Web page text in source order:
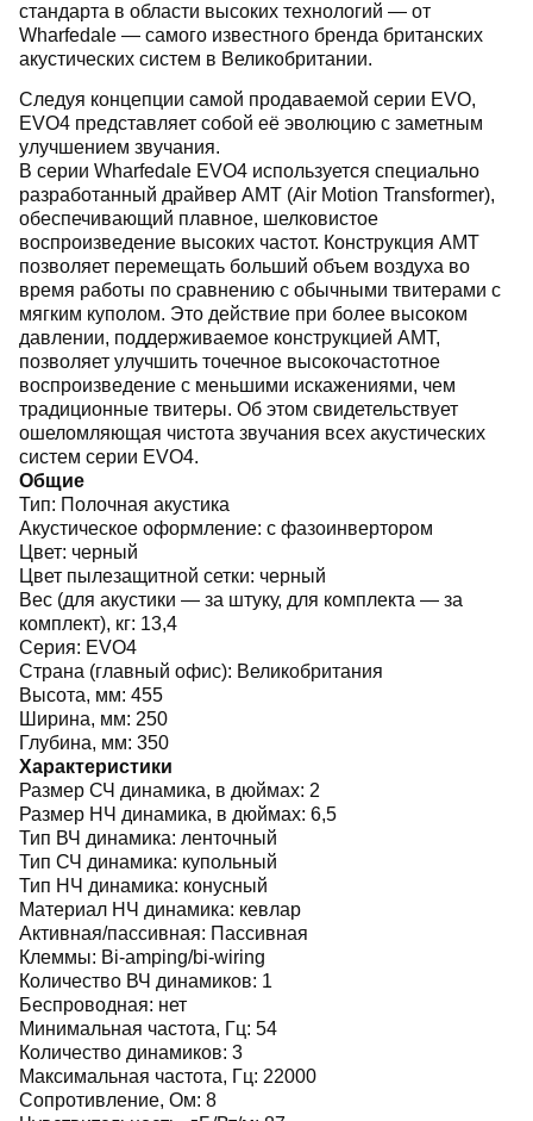
стандарта в области высоких технологий — от
Wharfedale — самого известного бренда британских
акустических систем в Великобритании.
Следуя концепции самой продаваемой серии EVO,
EVO4 представляет собой её эволюцию с заметным
улучшением звучания.
В серии Wharfedale EVO4 используется специально
разработанный драйвер AMT (Air Motion Transformer),
обеспечивающий плавное, шелковистое
воспроизведение высоких частот. Конструкция AMT
позволяет перемещать больший объем воздуха во
время работы по сравнению с обычными твитерами с
мягким куполом. Это действие при более высоком
давлении, поддерживаемое конструкцией AMT,
позволяет улучшить точечное высокочастотное
воспроизведение с меньшими искажениями, чем
традиционные твитеры. Об этом свидетельствует
ошеломляющая чистота звучания всех акустических
систем серии EVO4.
Общие
Тип: Полочная акустика
Акустическое оформление: с фазоинвертором
Цвет: черный
Цвет пылезащитной сетки: черный
Вес (для акустики — за штуку, для комплекта — за
комплект), кг: 13,4
Серия: EVO4
Страна (главный офис): Великобритания
Высота, мм: 455
Ширина, мм: 250
Глубина, мм: 350
Характеристики
Размер СЧ динамика, в дюймах: 2
Размер НЧ динамика, в дюймах: 6,5
Тип ВЧ динамика: ленточный
Тип СЧ динамика: купольный
Тип НЧ динамика: конусный
Материал НЧ динамика: кевлар
Активная/пассивная: Пассивная
Клеммы: Bi-amping/bi-wiring
Количество ВЧ динамиков: 1
Беспроводная: нет
Минимальная частота, Гц: 54
Количество динамиков: 3
Максимальная частота, Гц: 22000
Сопротивление, Ом: 8